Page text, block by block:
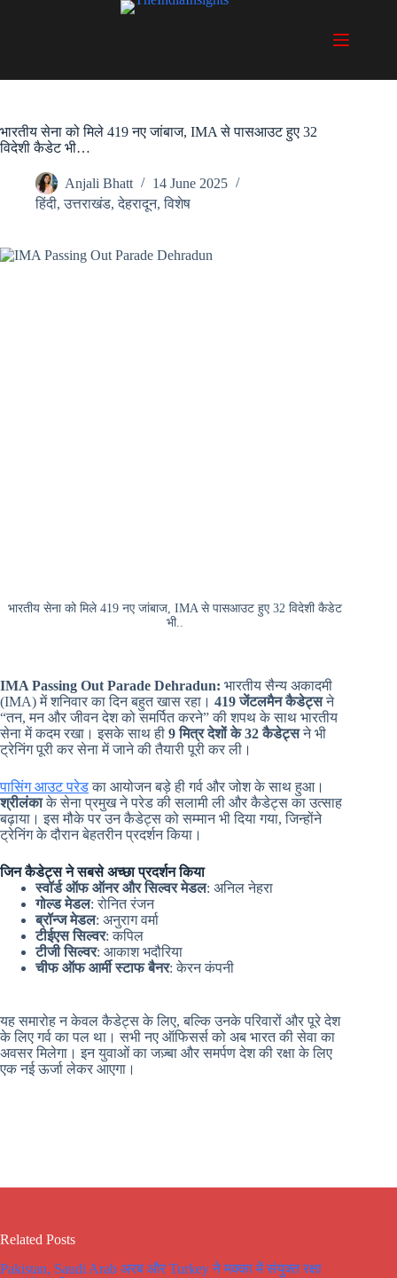
भारतीय सेना को मिले 419 नए जांबाज, IMA से पासआउट हुए 32
विदेशी कैडेट भी…
Anjali Bhatt
14 June 2025
हिंदी,उत्तराखंड,देहरादून,विशेष
भारतीय सेना को मिले 419 नए जांबाज, IMA से पासआउट हुए 32 विदेशी कैडेट
भी..
IMA Passing Out Parade Dehradun: भारतीय सैन्य अकादमी
(IMA) में शनिवार का दिन बहुत खास रहा। 419 जेंटलमैन कैडेट्सने
“तन, मन और जीवन देश को समर्पित करने” की शपथ के साथ भारतीय
सेना में कदम रखा। इसके साथ ही 9 मित्र देशों के 32 कैडेट्सने भी
ट्रेनिंग पूरी कर सेना में जाने की तैयारी पूरी कर ली।
पासिंग आउट परेडका आयोजन बड़े ही गर्व और जोश के साथ हुआ।
श्रीलंकाके सेना प्रमुख ने परेड की सलामी ली और कैडेट्स का उत्साह
बढ़ाया। इस मौके पर उन कैडेट्स को सम्मान भी दिया गया, जिन्होंने
ट्रेनिंग के दौरान बेहतरीन प्रदर्शन किया।
जिन कैडेट्स ने सबसे अच्छा प्रदर्शन किया
स्वॉर्ड ऑफ ऑनर और सिल्वर मेडल: अनिल नेहरा
गोल्ड मेडल: रोनित रंजन
ब्रॉन्ज मेडल: अनुराग वर्मा
टीईएस सिल्वर: कपिल
टीजी सिल्वर: आकाश भदौरिया
चीफ ऑफ आर्मी स्टाफ बैनर: केरन कंपनी
यह समारोह न केवल कैडेट्स के लिए, बल्कि उनके परिवारों और पूरे देश
के लिए गर्व का पल था। सभी नए ऑफिसर्स को अब भारत की सेवा का
अवसर मिलेगा। इन युवाओं का जज़्बा और समर्पण देश की रक्षा के लिए
एक नई ऊर्जा लेकर आएगा।
Related Posts
Pakistan, Saudi Arab अरब और Turkey ने मक्का में संयुक्त रक्षा